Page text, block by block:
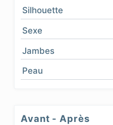
Silhouette
Sexe
Jambes
Peau
Avant - Après